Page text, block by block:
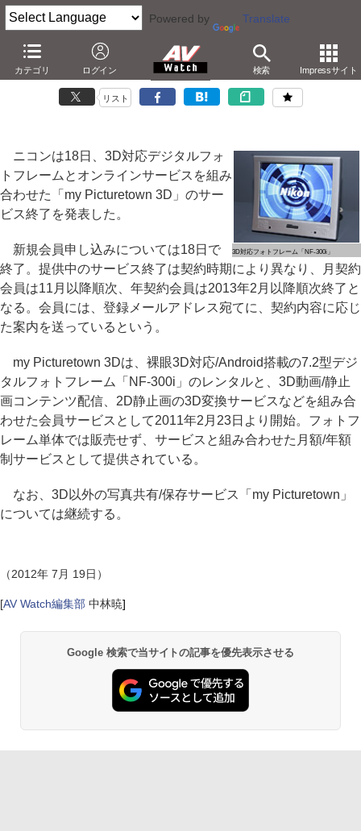
Powered by Translate
カテゴリ ログイン 検索 Impressサイト
ニコン、3D対応フォトフレームの「my Picturetown 3D」サービスを
終了
リスト
3D対応フォトフレーム「NF-300i」
ニコンは18日、3D対応デジタルフォ
トフレームとオンラインサービスを組み
合わせた「my Picturetown 3D」のサー
ビス終了を発表した。
新規会員申し込みについては18日で
終了。提供中のサービス終了は契約時期により異なり、月契約
会員は11月以降順次、年契約会員は2013年2月以降順次終了と
なる。会員には、登録メールアドレス宛てに、契約内容に応じ
た案内を送っているという。
my Picturetown 3Dは、裸眼3D対応/Android搭載の7.2型デジ
タルフォトフレーム「NF-300i」のレンタルと、3D動画/静止
画コンテンツ配信、2D静止画の3D変換サービスなどを組み合
わせた会員サービスとして2011年2月23日より開始。フォトフ
レーム単体では販売せず、サービスと組み合わせた月額/年額
制サービスとして提供されている。
なお、3D以外の写真共有/保存サービス「my Picturetown」
については継続する。
（2012年 7月 19日）
[AV Watch編集部 中林暁]
Google 検索で当サイトの記事を優先表示させる